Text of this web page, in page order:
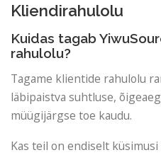
Kliendirahulolu
Kuidas tagab
rahulolu?
Tagame klientide rahulolu
läbipaistva suhtluse,
müügijärgse toe kaudu.
Kas teil on endiselt